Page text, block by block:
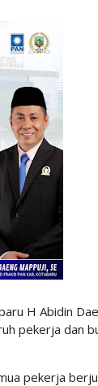
H Abidin
pekerja dan
pekerja